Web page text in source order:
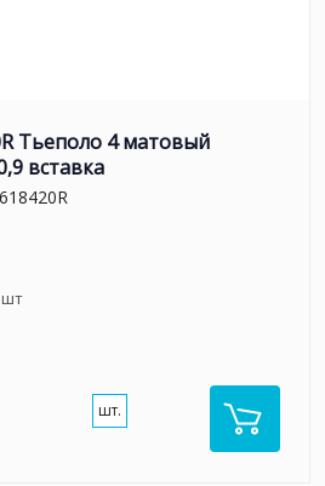
Тьеполо 4 матовый
вставка
шт
шт.